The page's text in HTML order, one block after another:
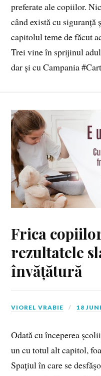
preferate ale copiilor.
când există cu
capitolul teme de făcut
Trei vine în sprijinul
dar și cu Campania
Frica
rezultatele
învățătură
VIOREL VRABIE 18
Odată cu începerea
un cu totul alt capitol,
Spaţiul în care se